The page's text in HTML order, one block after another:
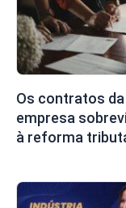
Os contratos
empresa
à reforma